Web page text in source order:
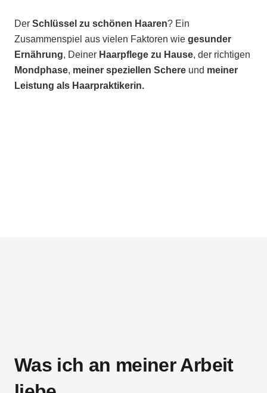
Der Schlüssel zu schönen Haaren? Ein
Zusammenspiel aus vielen Faktoren wie gesunder
Ernährung, Deiner Haarpflege zu Hause, der richtigen
Mondphase, meiner speziellen Schere und meiner
Leistung als Haarpraktikerin.
Was ich an meiner Arbeit